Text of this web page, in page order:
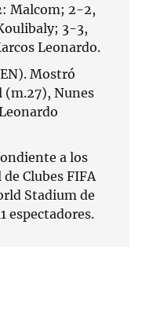
Malcom; 2-2,
3-3,
Leonardo.
Mostró
(m.27), Nunes
a los
Clubes FIFA
Stadium de
espectadores.